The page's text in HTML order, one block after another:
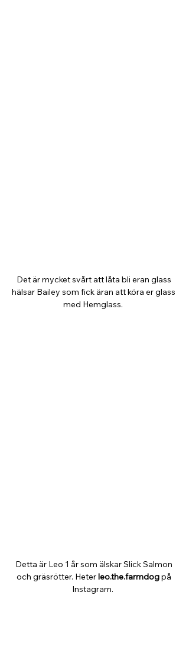
Det är mycket svårt att låta bli eran glass
hälsar Bailey som fick äran att köra er glass
med Hemglass.
Detta är Leo 1 år som älskar Slick Salmon
och gräsrötter. Heter leo.the.farmdog på
Instagram.